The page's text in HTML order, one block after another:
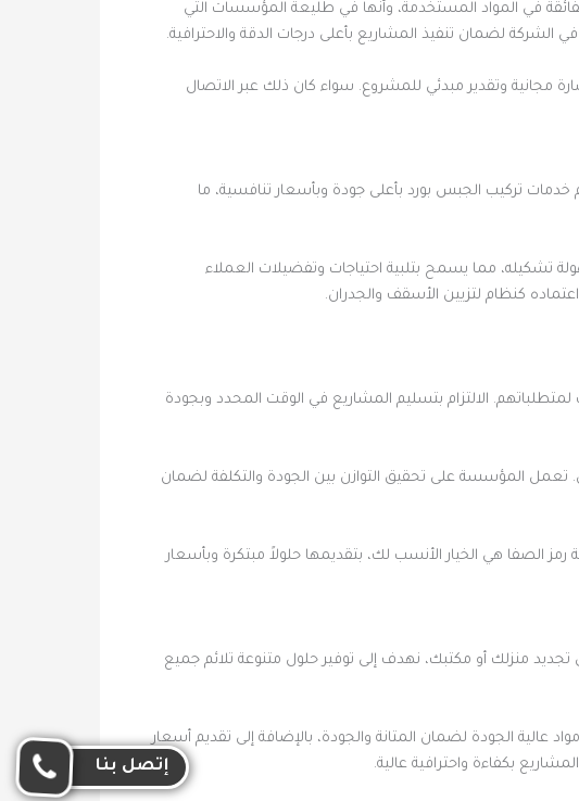
في المواد المستخدمة، وأنها في طليعة المؤسسات التي
لضمان تنفيذ المشاريع بأعلى درجات الدقة والاحترافية.
وتقدير مبدئي للمشروع. سواء كان ذلك عبر الاتصال
تركيب الجبس بورد بأعلى جودة وبأسعار تنافسية، ما
تشكيله، مما يسمح بتلبية احتياجات وتفضيلات العملاء
كنظام لتزيين الأسقف والجدران.
الالتزام بتسليم المشاريع في الوقت المحدد وبجودة
تعمل المؤسسة على تحقيق التوازن بين الجودة والتكلفة لضمان
الصفا هي الخيار الأنسب لك، بتقديمها حلولاً مبتكرة وبأسعار
منزلك أو مكتبك، نهدف إلى توفير حلول متنوعة تلائم جميع
الجودة لضمان المتانة والجودة، بالإضافة إلى تقديم أسعار
بكفاءة واحترافية عالية.
إتصل بنا